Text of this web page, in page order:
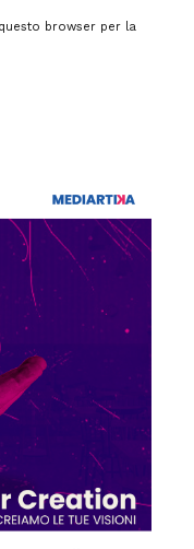
browser per la